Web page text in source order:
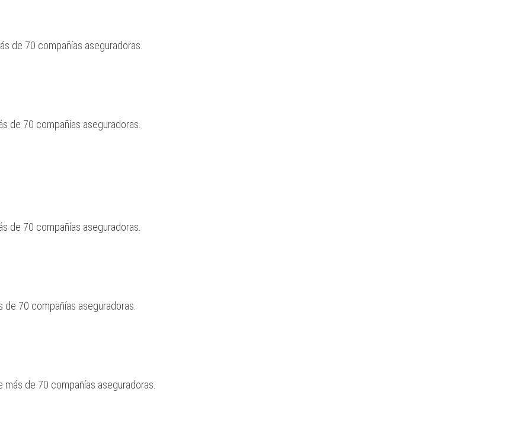
de 70 compañías aseguradoras.
de 70 compañías aseguradoras.
de 70 compañías aseguradoras.
70 compañías aseguradoras.
de 70 compañías aseguradoras.